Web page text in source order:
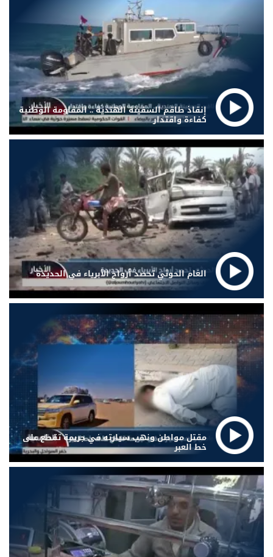
إنقاذ طاقم السفينة الهندية .. المقاومة الوطنية
كفاءة واقتدار
الغام الحوثي تحصد أرواح الأبرياء في الحديدة
مقتل مواطن ونهب سيارته في جريمة تقطع على
خط العبر